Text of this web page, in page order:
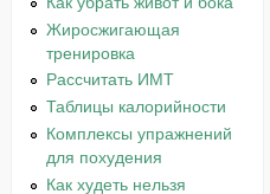
Жиросжигающая
тренировка
Рассчитать ИМТ
Таблицы калорийности
Комплексы упражнений
для похудения
Как худеть нельзя